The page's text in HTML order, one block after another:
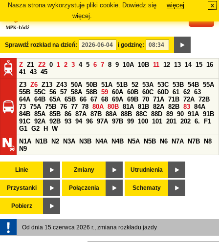
Nasza strona wykorzystuje pliki cookie. Dowiedz się
więcej.
więcej x
Sprawdź rozkład na dzień: i godzinę:
Z Z1 Z2 0 1 2 3 4 5 6 7 8 9 10A 10B 11 12 13 14 15 16
41 43 45
Z3 Z6 Z13 Z43 50A 50B 51A 51B 52 53A 53C 53B 54B 55A
55B 55C 56 57 58A 58B 59 60A 60B 60C 60D 61 62 63
64A 64B 65A 65B 66 67 68 69A 69B 70 71A 71B 72A 72B
73 75A 75B 76 77 78 80A 80B 81A 81B 82A 82B 83 84A
84B 85A 85B 86 87A 87B 88A 88B 88C 88D 89 90 91A 91B
91C 92A 92B 93 94 96 97A 97B 99 100 101 201 202 6.
F1
G1 G2 H
W
N1A
N1B N2 N3A N3B N4A N4B N5A N5B N6 N7A N7B
N8
N9
Linie Zmiany Utrudnienia
Przystanki Połączenia Schematy
Pobierz
Od dnia 15 czerwca 2026 r., zmiana rozkładu jazdy